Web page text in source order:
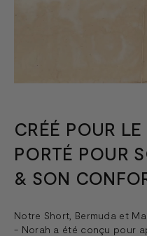
CRÉÉ POUR
PORTÉ POUR
& SON
Notre Short, Bermuda et
- Norah a été conçu pour